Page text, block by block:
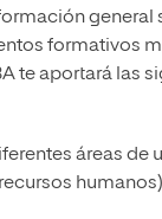
general
formativos
te aportará las
áreas